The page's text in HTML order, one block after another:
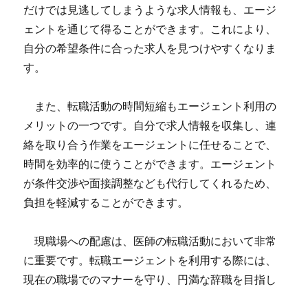
だけでは見逃してしまうような求人情報も、エージ
ェントを通じて得ることができます。これにより、
自分の希望条件に合った求人を見つけやすくなりま
す。
また、転職活動の時間短縮もエージェント利用の
メリットの一つです。自分で求人情報を収集し、連
絡を取り合う作業をエージェントに任せることで、
時間を効率的に使うことができます。エージェント
が条件交渉や面接調整なども代行してくれるため、
負担を軽減することができます。
現職場への配慮は、医師の転職活動において非常
に重要です。転職エージェントを利用する際には、
現在の職場でのマナーを守り、円満な辞職を目指し